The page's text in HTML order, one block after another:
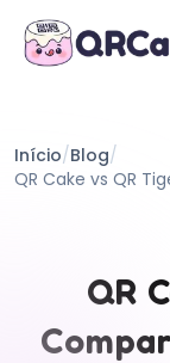
Preços
Docs
Ajuda
Início/Blog/
QR